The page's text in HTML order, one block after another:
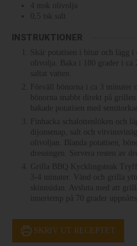
4
msk
olivolja
0,5 tsk salt
INSTRUKTIONER
Skär potatisen i bitar och lägg
olivolja. Baka i 180 grader i
saltat vatten.
Förväll bönorna i ca 3 minuter
bönorna snabbt direkt på
bakade potatisen med
Finhacka schalottenlöken och
dijonsenap, salt och
olivoljan. Blanda potatisen,
dressingen. Servera resten av
Grilla BBQ Kycklingsteak
3-4 minuter. Vänd och grilla
skinnsidan. Avsluta med att
innertemp på 70 grader uppnåtts.
SKRIV UT RECEPTET